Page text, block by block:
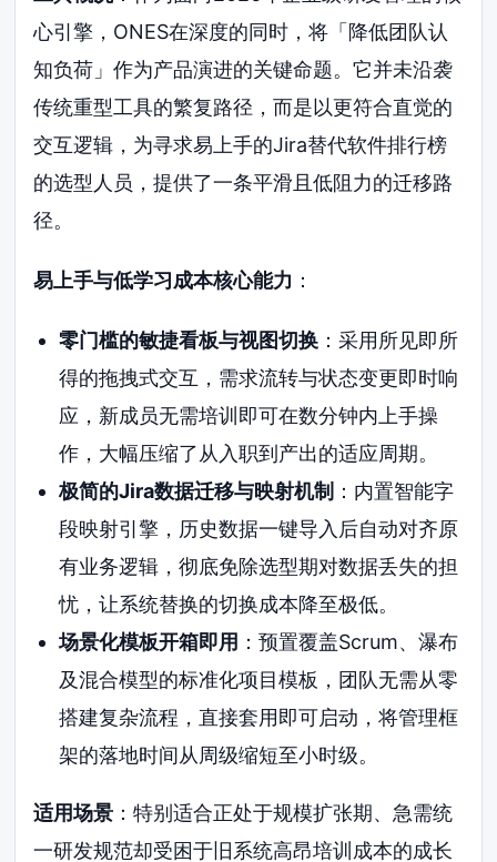
心引擎，ONES在深度的同时，将「降低团队认
知负荷」作为产品演进的关键命题。它并未沿袭
传统重型工具的繁复路径，而是以更符合直觉的
交互逻辑，为寻求易上手的Jira替代软件排行榜
的选型人员，提供了一条平滑且低阻力的迁移路
径。
易上手与低学习成本核心能力 ：
零门槛的敏捷看板与视图切换：采用所见即所
得的拖拽式交互，需求流转与状态变更即时响
应，新成员无需培训即可在数分钟内上手操
作，大幅压缩了从入职到产出的适应周期。
极简的Jira数据迁移与映射机制 ：内置智能字
段映射引擎，历史数据一键导入后自动对齐原
有业务逻辑，彻底免除选型期对数据丢失的担
忧，让系统替换的切换成本降至极低。
场景化模板开箱即用 ：预置覆盖Scrum、瀑布
及混合模型的标准化项目模板，团队无需从零
搭建复杂流程，直接套用即可启动，将管理框
架的落地时间从周级缩短至小时级。
适用场景 ：特别适合正处于规模扩张期、急需统
一研发规范却受困于旧系统高昂培训成本的成长